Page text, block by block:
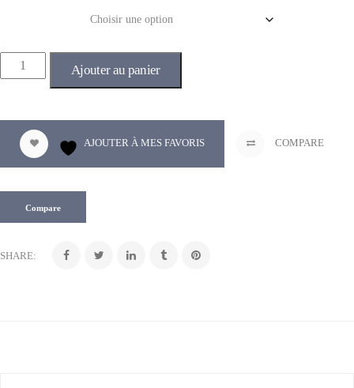
Ajouter au panier
AJOUTER À MES FAVORIS COMPARE
Compare
SHARE: